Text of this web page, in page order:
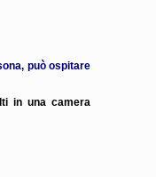
può ospitare
in una camera